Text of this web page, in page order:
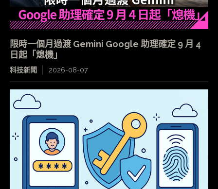
限時一個月過渡 Gemini Google 助理確定 9 月 4
日起「熄機」
科技新聞 2026-08-07